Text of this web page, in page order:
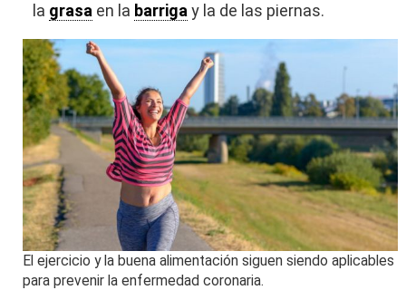
la grasaen la barrigay la de las piernas.
El ejercicio y la buena alimentación siguen siendo aplicables
para prevenir la enfermedad coronaria.